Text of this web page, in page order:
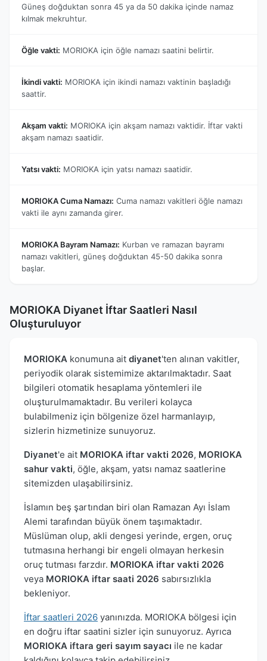
Güneş doğduktan sonra 45 ya da 50 dakika içinde namaz
kılmak mekruhtur.
Öğle vakti: MORIOKA için öğle namazı saatini belirtir.
İkindi vakti: MORIOKA için ikindi namazı vaktinin başladığı
saattir.
Akşam vakti: MORIOKA için akşam namazı vaktidir. İftar vakti
akşam namazı saatidir.
Yatsı vakti: MORIOKA için yatsı namazı saatidir.
MORIOKA Cuma Namazı: Cuma namazı vakitleri öğle namazı
vakti ile aynı zamanda girer.
MORIOKA Bayram Namazı: Kurban ve ramazan bayramı
namazı vakitleri, güneş doğduktan 45-50 dakika sonra
başlar.
MORIOKA Diyanet İftar Saatleri Nasıl
Oluşturuluyor
MORIOKA konumuna ait diyanet'ten alınan vakitler,
periyodik olarak sistemimize aktarılmaktadır. Saat
bilgileri otomatik hesaplama yöntemleri ile
oluşturulmamaktadır. Bu verileri kolayca
bulabilmeniz için bölgenize özel harmanlayıp,
sizlerin hizmetinize sunuyoruz.
Diyanet'e ait MORIOKA iftar vakti 2026, MORIOKA
sahur vakti, öğle, akşam, yatsı namaz saatlerine
sitemizden ulaşabilirsiniz.
İslamın beş şartından biri olan Ramazan Ayı İslam
Alemi tarafından büyük önem taşımaktadır.
Müslüman olup, akli dengesi yerinde, ergen, oruç
tutmasına herhangi bir engeli olmayan herkesin
oruç tutması farzdır. MORIOKA iftar vakti 2026
veya MORIOKA iftar saati 2026 sabırsızlıkla
bekleniyor.
İftar saatleri 2026 yanınızda. MORIOKA bölgesi için
en doğru iftar saatini sizler için sunuyoruz. Ayrıca
MORIOKA iftara geri sayım sayacı ile ne kadar